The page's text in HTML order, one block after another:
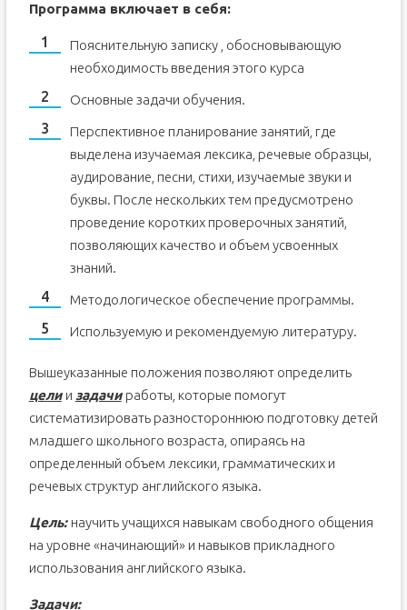
Программа включает в себя:
Пояснительную записку , обосновывающую
необходимость введения этого курса
Основные задачи обучения.
Перспективное планирование занятий, где
выделена изучаемая лексика, речевые образцы,
аудирование, песни, стихи, изучаемые звуки и
буквы. После нескольких тем предусмотрено
проведение коротких проверочных занятий,
позволяющих качество и объем усвоенных
знаний.
Методологическое обеспечение программы.
Используемую и рекомендуемую литературу.
Вышеуказанные положения позволяют определить
цели и задачи работы, которые помогут
систематизировать разностороннюю подготовку детей
младшего школьного возраста, опираясь на
определенный объем лексики, грамматических и
речевых структур английского языка.
Цель: научить учащихся навыкам свободного общения
на уровне «начинающий» и навыков прикладного
использования английского языка.
Задачи: